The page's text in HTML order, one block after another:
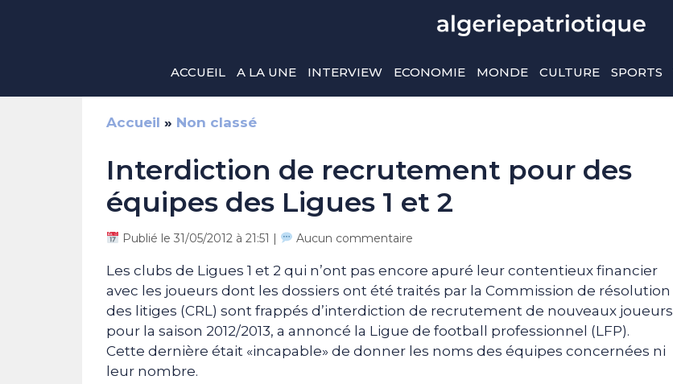
ACCUEIL A LA UNE INTERVIEW ECONOMIE MONDE CULTURE SPORTS
Accueil » Non classé
Interdiction de recrutement pour des
équipes des Ligues 1 et 2
Publié le 31/05/2012 à 21:51 | Aucun commentaire
Les clubs de Ligues 1 et 2 qui n’ont pas encore apuré leur contentieux financier
avec les joueurs dont les dossiers ont été traités par la Commission de résolution
des litiges (CRL) sont frappés d’interdiction de recrutement de nouveaux joueurs
pour la saison 2012/2013, a annoncé la Ligue de football professionnel (LFP).
Cette dernière était «incapable» de donner les noms des équipes concernées ni
leur nombre.